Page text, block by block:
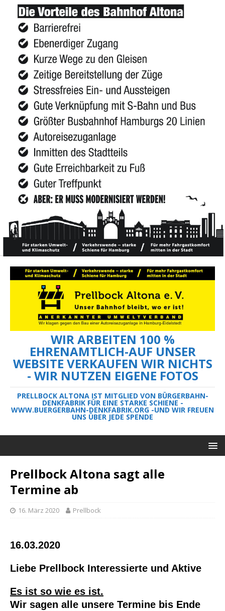
WIR ARBEITEN 100 %
EHRENAMTLICH-AUF UNSER
WEBSITE VERKAUFEN WIR NICHTS
- WIR NUTZEN EIGENE FOTOS
PRELLBOCK ALTONA IST MITGLIED VON BÜRGERBAHN-
DENKFABRIK FÜR EINE STARKE SCHIENE -
WWW.BUERGERBAHN-DENKFABRIK.ORG -UND WIR FREUEN
UNS ÜBER JEDE SPENDE
Prellbock Altona sagt alle
Termine ab
16. März 2020 Prellbock
16.03.2020
Liebe Prellbock Interessierte und Aktive
Es ist so wie es ist.
Wir sagen alle unsere Termine bis Ende